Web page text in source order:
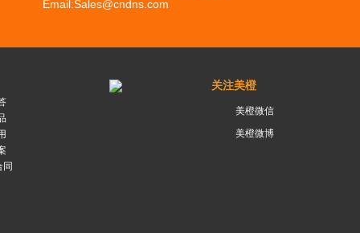
Email:Sales@cndns.com
同
关注美橙
美橙微信
美橙微博